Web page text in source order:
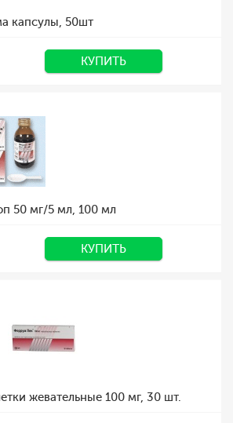
капсулы, 50шт
КУПИТЬ
50 мг/5 мл, 100 мл
КУПИТЬ
жевательные 100 мг, 30 шт.